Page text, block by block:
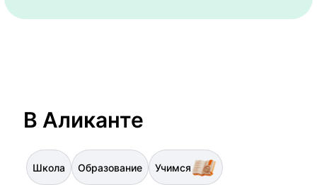
В Аликанте
Школа Образование Учимся